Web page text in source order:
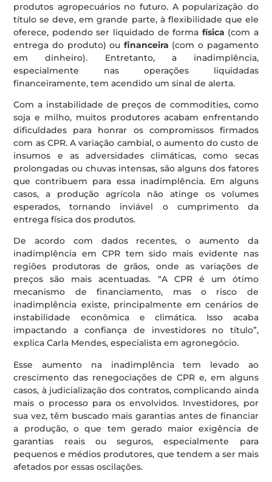
produtos agropecuários no futuro. A popularização do
título se deve, em grande parte, à flexibilidade que ele
oferece, podendo ser liquidado de forma física (com a
entrega do produto) ou financeira (com o pagamento
em dinheiro). Entretanto, a inadimplência,
especialmente nas operações liquidadas
financeiramente, tem acendido um sinal de alerta.
Com a instabilidade de preços de commodities, como
soja e milho, muitos produtores acabam enfrentando
dificuldades para honrar os compromissos firmados
com as CPR. A variação cambial, o aumento do custo de
insumos e as adversidades climáticas, como secas
prolongadas ou chuvas intensas, são alguns dos fatores
que contribuem para essa inadimplência. Em alguns
casos, a produção agrícola não atinge os volumes
esperados, tornando inviável o cumprimento da
entrega física dos produtos.
De acordo com dados recentes, o aumento da
inadimplência em CPR tem sido mais evidente nas
regiões produtoras de grãos, onde as variações de
preços são mais acentuadas. “A CPR é um ótimo
mecanismo de financiamento, mas o risco de
inadimplência existe, principalmente em cenários de
instabilidade econômica e climática. Isso acaba
impactando a confiança de investidores no título”,
explica Carla Mendes, especialista em agronegócio.
Esse aumento na inadimplência tem levado ao
crescimento das renegociações de CPR e, em alguns
casos, à judicialização dos contratos, complicando ainda
mais o processo para os envolvidos. Investidores, por
sua vez, têm buscado mais garantias antes de financiar
a produção, o que tem gerado maior exigência de
garantias reais ou seguros, especialmente para
pequenos e médios produtores, que tendem a ser mais
afetados por essas oscilações.